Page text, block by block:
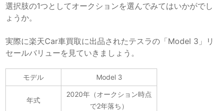
選択肢の1つとしてオークションを選んでみてはいかがでし
ょうか。
実際に楽天Car車買取に出品されたテスラの「Model 3」リ
セールバリューを見ていきましょう。
モデル Model 3
年式
2020年（オークション時点
で2年落ち）